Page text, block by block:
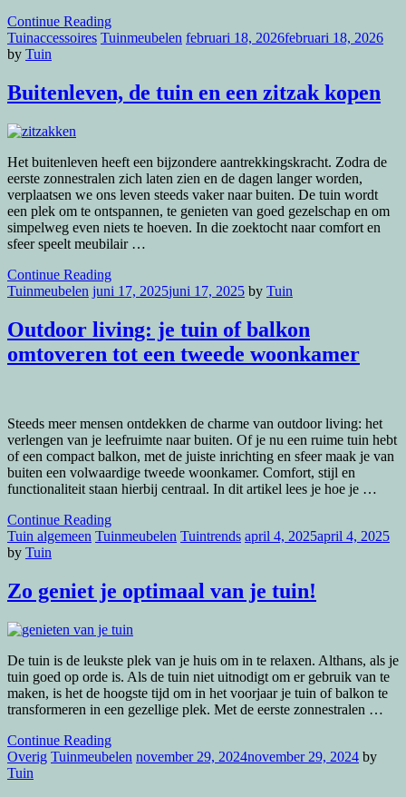
Continue Reading
Tuinaccessoires Tuinmeubelen februari 18, 2026februari 18, 2026
by Tuin
Buitenleven, de tuin en een zitzak kopen
Het buitenleven heeft een bijzondere aantrekkingskracht. Zodra de
eerste zonnestralen zich laten zien en de dagen langer worden,
verplaatsen we ons leven steeds vaker naar buiten. De tuin wordt
een plek om te ontspannen, te genieten van goed gezelschap en om
simpelweg even niets te hoeven. In die zoektocht naar comfort en
sfeer speelt meubilair …
Continue Reading
Tuinmeubelen juni 17, 2025juni 17, 2025 by Tuin
Outdoor living: je tuin of balkon
omtoveren tot een tweede woonkamer
Steeds meer mensen ontdekken de charme van outdoor living: het
verlengen van je leefruimte naar buiten. Of je nu een ruime tuin hebt
of een compact balkon, met de juiste inrichting en sfeer maak je van
buiten een volwaardige tweede woonkamer. Comfort, stijl en
functionaliteit staan hierbij centraal. In dit artikel lees je hoe je …
Continue Reading
Tuin algemeen Tuinmeubelen Tuintrends april 4, 2025april 4, 2025
by Tuin
Zo geniet je optimaal van je tuin!
De tuin is de leukste plek van je huis om in te relaxen. Althans, als je
tuin goed op orde is. Als de tuin niet uitnodigt om er gebruik van te
maken, is het de hoogste tijd om in het voorjaar je tuin of balkon te
transformeren in een gezellige plek. Met de eerste zonnestralen …
Continue Reading
Overig Tuinmeubelen november 29, 2024november 29, 2024 by
Tuin